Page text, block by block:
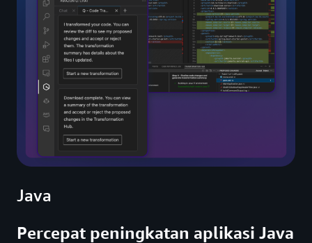
Java
Percepat peningkatan aplikasi Java